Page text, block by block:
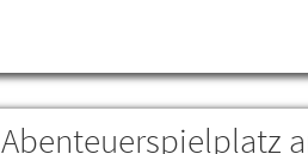
Abenteuerspielplatz